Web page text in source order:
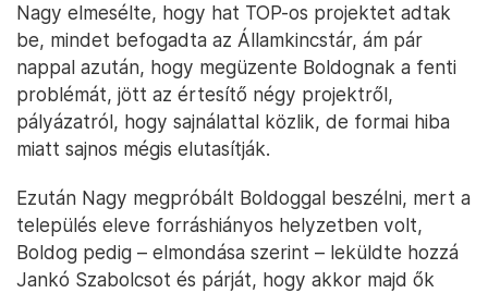
Nagy elmesélte, hogy hat TOP-os projektet adtak
be, mindet befogadta az Államkincstár, ám pár
nappal azután, hogy megüzente Boldognak a fenti
problémát, jött az értesítő négy projektről,
pályázatról, hogy sajnálattal közlik, de formai hiba
miatt sajnos mégis elutasítják.
Ezután Nagy megpróbált Boldoggal beszélni, mert a
település eleve forráshiányos helyzetben volt,
Boldog pedig – elmondása szerint – leküldte hozzá
Jankó Szabolcsot és párját, hogy akkor majd ők